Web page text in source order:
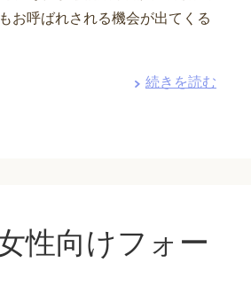
お呼ばれされる機会が出てくる
続きを読む
性向けフォー